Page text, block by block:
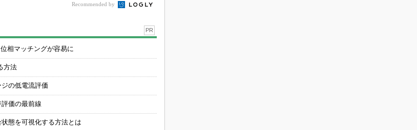
Recommended by
PR
相マッチングが容易に
方法
の低電流評価
価の最前線
態を可視化する方法とは